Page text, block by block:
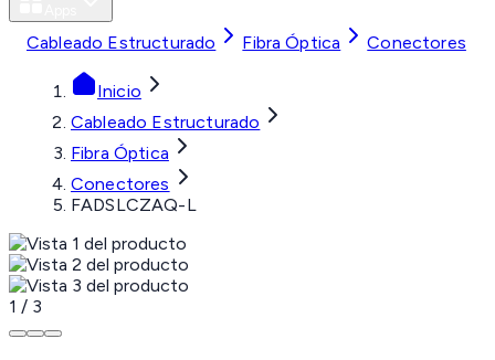
Cableado Estructurado Fibra Óptica Conectores
Inicio
Cableado Estructurado
Fibra Óptica
Conectores
FADSLCZAQ-L
1 / 3